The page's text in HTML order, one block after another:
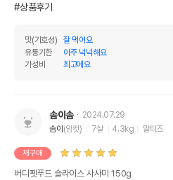
#상품후기
맛(기호성)
잘 먹어요
유통기한
아주 넉넉해요
가성비
최고에요
솜이솜
2024.07.29
솜이(암컷) 7살 4.3kg 말티즈
재구매
버디펫푸드 슬라이스 사사미 150g